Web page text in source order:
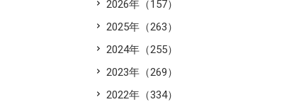
2026年（157）
2025年（263）
2024年（255）
2023年（269）
2022年（334）